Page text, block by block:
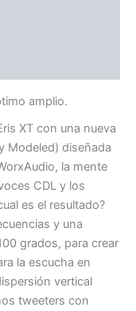
amplio.
XT con una nueva
Modeled) diseñada
la mente
CDL y los
es el resultado?
y una
grados, para crear
la escucha en
vertical
tweeters con